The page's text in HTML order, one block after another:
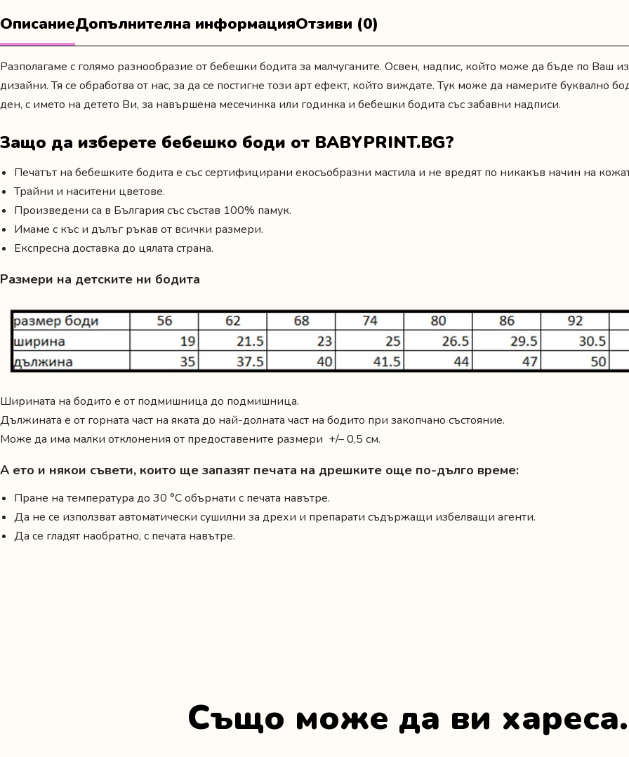
ОписаниеДопълнителна информацияОтзиви (0)
Разполагаме с голямо разнообразие от бебешки бодита за малчуганите. Освен, надпис, който може да бъде по Ваш
дизайни. Тя се обработва от нас, за да се постигне този арт ефект, който виждате. Тук може да намерите буквално
ден, с името на детето Ви, за навършена месечинка или годинка и бебешки бодита със забавни надписи.
Защо да изберете бебешко боди от BABYPRINT.BG?
Печатът на бебешките бодита е със сертифицирани екосъобразни мастила и не вредят по никакъв начин на
Трайни и наситени цветове.
Произведени са в България със състав 100% памук.
Имаме с къс и дълъг ръкав от всички размери.
Експресна доставка до цялата страна.
Размери на детските ни бодита
Ширината на бодито е от подмишница до подмишница.
Дължината е от горната част на яката до най-долната част на бодито при закопчано състояние.
Може да има малки отклонения от предоставените размери +/– 0,5 см.
А ето и някои съвети, които ще запазят печата на дрешките още по-дълго време:
Пране на температура до 30 °C обърнати с печата навътре.
Да не се използват автоматически сушилни за дрехи и препарати съдържащи избелващи агенти.
Да се гладят наобратно, с печата навътре.
Също може да ви